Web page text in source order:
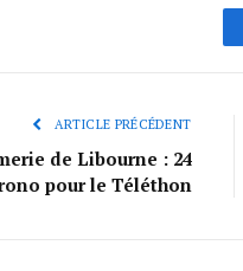
ARTICLE PRÉCÉDENT
de Libourne : 24
pour le Téléthon